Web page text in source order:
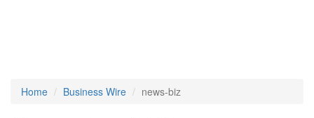
Home Business Wire news-biz